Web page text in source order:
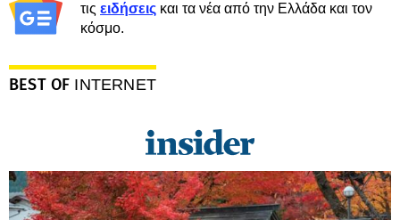
τις ειδήσεις και τα νέα από την Ελλάδα και τον
κόσμο.
BEST OF INTERNET